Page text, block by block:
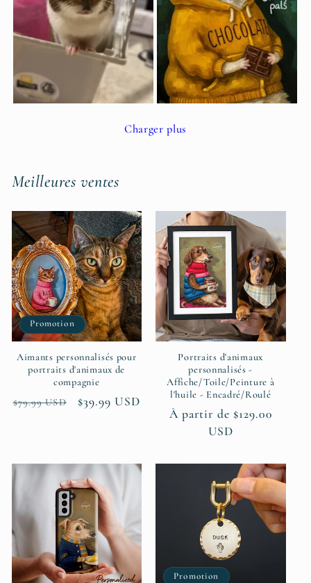
Charger plus
Meilleures ventes
Promotion
Aimants personnalisés pour
portraits d'animaux de
compagnie
Prix
$79.99 USD
Prix
$39.99 USD
Portraits d'animaux
personnalisés -
Affiche/Toile/Peinture à
l'huile - Encadré/Roulé
PrixÀ partir de $129.00
USD
Promotion